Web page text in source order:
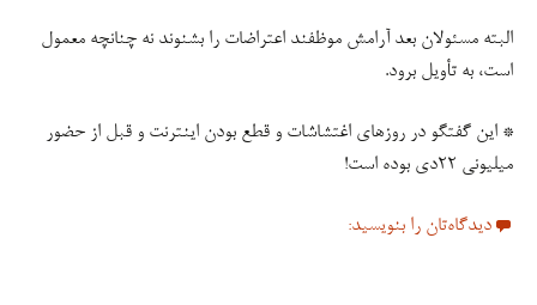
البته مسئولان بعد آرامش موظفند اعتراضات را بشنوند نه چنانچه معمول
است، به تأویل برود.
* این گفتگو در روزهای اغتشاشات و قطع بودن اینترنت و قبل از حضور
میلیونی ۲۲دی بوده است!
دیدگاه‌تان را بنویسید: